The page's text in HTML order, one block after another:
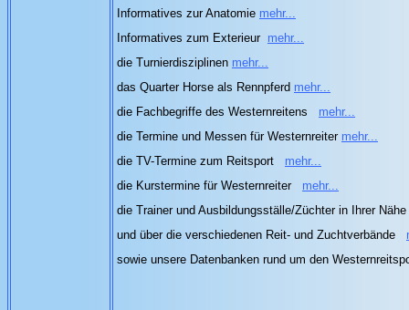
Informatives zur Anatomie mehr...
Informatives zum Exterieur mehr...
die Turnierdisziplinen mehr...
das Quarter Horse als Rennpferd mehr...
die Fachbegriffe des Westernreitens
mehr...
die Termine und Messen für Westernreiter mehr...
die TV-Termine zum Reitsport
mehr...
die Kurstermine für Westernreiter
mehr...
die Trainer und Ausbildungsställe/Züchter in Ihrer Nähe
und über die verschiedenen Reit- und Zuchtverbände
sowie unsere Datenbanken rund um den